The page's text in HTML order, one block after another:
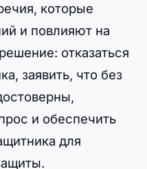
которые
и повлияют на
отказаться
заявить, что без
и обеспечить
для